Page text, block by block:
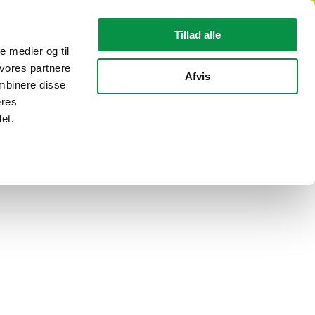
medier og til
partnere
disse
Tillad alle
Afvis
DA
KABEL INFORMATION OM REKA